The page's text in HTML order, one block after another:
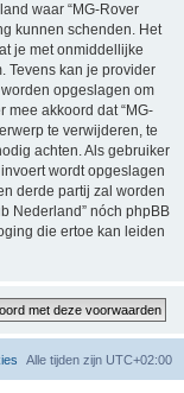
waar “MG-Rover
kunnen schenden. Het
je met onmiddellijke
Tevens kan je provider
opgeslagen om
mee akkoord dat “MG-
te verwijderen, te
achten. Als gebruiker
wordt opgeslagen
derde partij zal worden
Nederland” nóch phpBB
die ertoe kan leiden
Alle tijden zijn UTC+02:00